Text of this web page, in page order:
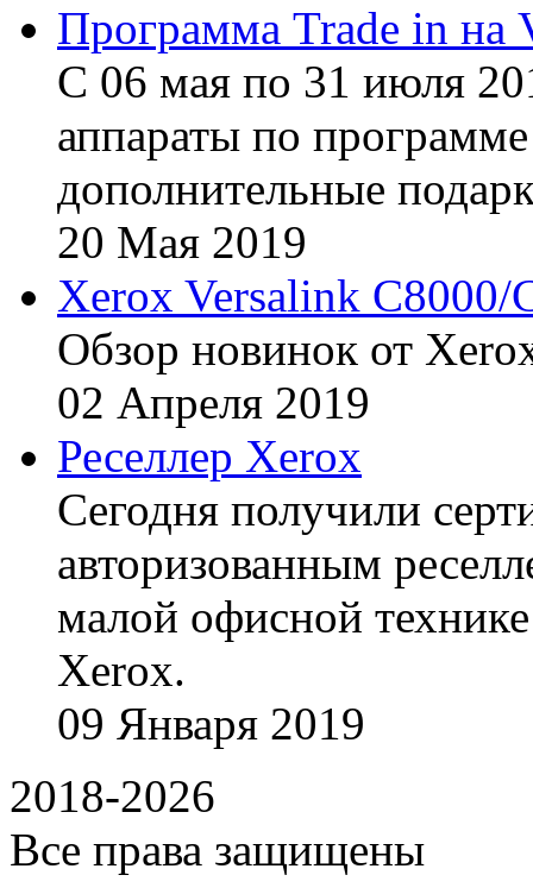
Программа Trade in на
С 06 мая по 31 июля
аппараты по
дополнительные
20 Мая 2019
Xerox Versalink C8000/
Обзор новинок от
02 Апреля 2019
Реселлер Xerox
Сегодня получили
авторизованным
малой офисной
Xerox.
09 Января 2019
2018-2026
Все права защищены